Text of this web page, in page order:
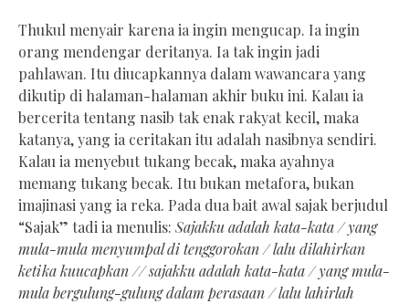
Thukul menyair karena ia ingin mengucap. Ia ingin
orang mendengar deritanya. Ia tak ingin jadi
pahlawan. Itu diucapkannya dalam wawancara yang
dikutip di halaman-halaman akhir buku ini. Kalau ia
bercerita tentang nasib tak enak rakyat kecil, maka
katanya, yang ia ceritakan itu adalah nasibnya sendiri.
Kalau ia menyebut tukang becak, maka ayahnya
memang tukang becak. Itu bukan metafora, bukan
imajinasi yang ia reka. Pada dua bait awal sajak berjudul
“Sajak” tadi ia menulis: Sajakku adalah kata-kata / yang
mula-mula menyumpal di tenggorokan / lalu dilahirkan
ketika kuucapkan // sajakku adalah kata-kata / yang mula-
mula bergulung-gulung dalam perasaan / lalu lahirlah